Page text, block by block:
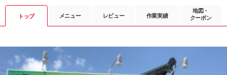
トップ メニュー レビュー 作業実績
地図・
クーポン